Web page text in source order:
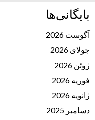
بایگانی‌ها
آگوست 2026
جولای 2026
ژوئن 2026
فوریه 2026
ژانویه 2026
دسامبر 2025